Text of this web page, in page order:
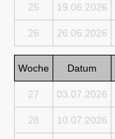
Woche Datum
27 03.07.2026
28 10.07.2026
25 19.06.2026
26 26.06.2026